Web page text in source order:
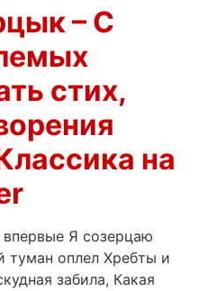
– С
стих,
на
Я созерцаю
туман оплел Хребты и
забила, Какая